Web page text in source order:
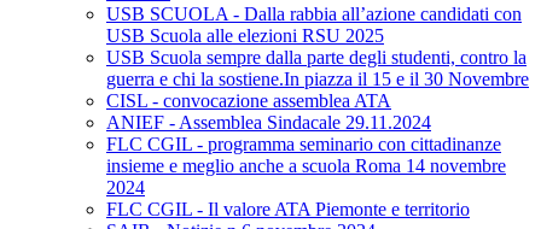
USB SCUOLA - Dalla rabbia all’azione candidati con
USB Scuola alle elezioni RSU 2025
USB Scuola sempre dalla parte degli studenti, contro la
guerra e chi la sostiene.In piazza il 15 e il 30 Novembre
CISL - convocazione assemblea ATA
ANIEF - Assemblea Sindacale 29.11.2024
FLC CGIL - programma seminario con cittadinanze
insieme e meglio anche a scuola Roma 14 novembre
2024
FLC CGIL - Il valore ATA Piemonte e territorio